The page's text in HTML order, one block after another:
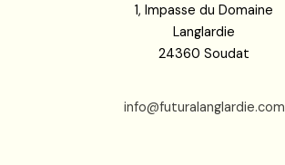
1, Impasse du Domaine
Langlardie
24360 Soudat
info@futuralanglardie.com